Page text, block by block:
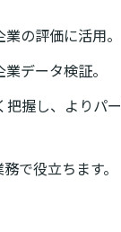
の評価に活用。
データ検証。
把握し、よりパ
で役立ちます。